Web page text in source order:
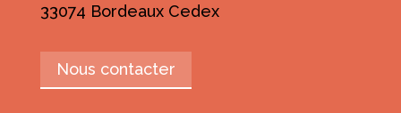
33074 Bordeaux Cedex
Nous contacter